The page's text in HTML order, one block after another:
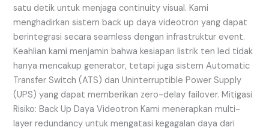
satu detik untuk menjaga continuity visual. Kami
menghadirkan sistem back up daya videotron yang dapat
berintegrasi secara seamless dengan infrastruktur event.
Keahlian kami menjamin bahwa kesiapan listrik ten led tidak
hanya mencakup generator, tetapi juga sistem Automatic
Transfer Switch (ATS) dan Uninterruptible Power Supply
(UPS) yang dapat memberikan zero-delay failover. Mitigasi
Risiko: Back Up Daya Videotron Kami menerapkan multi-
layer redundancy untuk mengatasi kegagalan daya dari